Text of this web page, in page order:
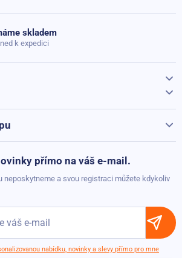
skladem
k expedici
hýčkáme
přímo na váš e-mail.
neposkytneme a svou registraci můžete kdykoliv
nabídku, novinky a slevy přímo pro mne